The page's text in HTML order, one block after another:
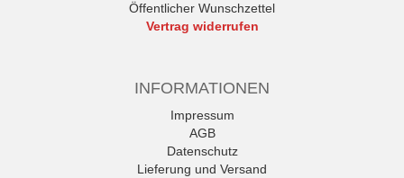
Öffentlicher Wunschzettel
Vertrag widerrufen
INFORMATIONEN
Impressum
AGB
Datenschutz
Lieferung und Versand